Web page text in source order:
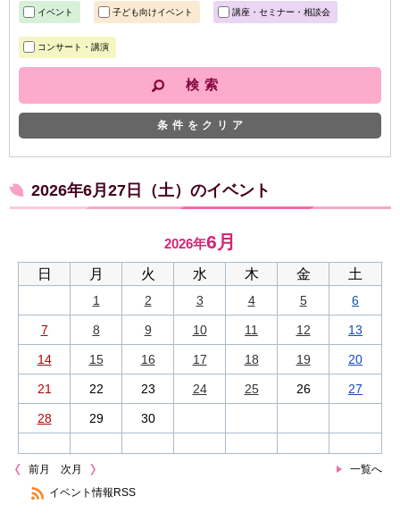
イベント 子ども向けイベント 講座・セミナー・相談会
コンサート・講演
条件をクリア
2026年6月27日（土）のイベント
2026年6月
日 月 火 水 木 金 土
1 2 3 4 5 6
7 8 9 10 11 12 13
14 15 16 17 18 19 20
21 22 23 24 25 26 27
28 29 30
前月 一覧へ
次月
イベント情報RSS